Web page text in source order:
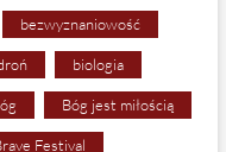
bezwyznaniowość
biologia
Bóg jest miłością
Festival